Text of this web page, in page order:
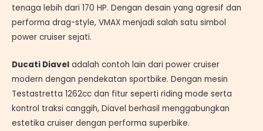
tenaga lebih dari 170 HP. Dengan desain yang agresif dan
performa drag-style, VMAX menjadi salah satu simbol
power cruiser sejati.
Ducati Diavel adalah contoh lain dari power cruiser
modern dengan pendekatan sportbike. Dengan mesin
Testastretta 1262cc dan fitur seperti riding mode serta
kontrol traksi canggih, Diavel berhasil menggabungkan
estetika cruiser dengan performa superbike.